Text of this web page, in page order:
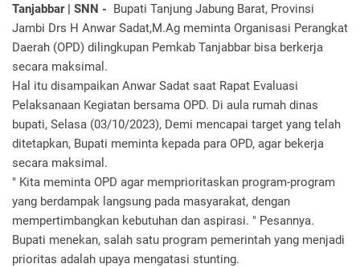
Tanjabbar | SNN - Bupati Tanjung Jabung Barat, Provinsi
Jambi Drs H Anwar Sadat,M.Ag meminta Organisasi Perangkat
Daerah (OPD) dilingkupan Pemkab Tanjabbar bisa berkerja
secara maksimal.
Hal itu disampaikan Anwar Sadat saat Rapat Evaluasi
Pelaksanaan Kegiatan bersama OPD. Di aula rumah dinas
bupati, Selasa (03/10/2023), Demi mencapai target yang telah
ditetapkan, Bupati meminta kepada para OPD, agar bekerja
secara maksimal.
" Kita meminta OPD agar memprioritaskan program-program
yang berdampak langsung pada masyarakat, dengan
mempertimbangkan kebutuhan dan aspirasi. " Pesannya.
Bupati menekan, salah satu program pemerintah yang menjadi
prioritas adalah upaya mengatasi stunting.